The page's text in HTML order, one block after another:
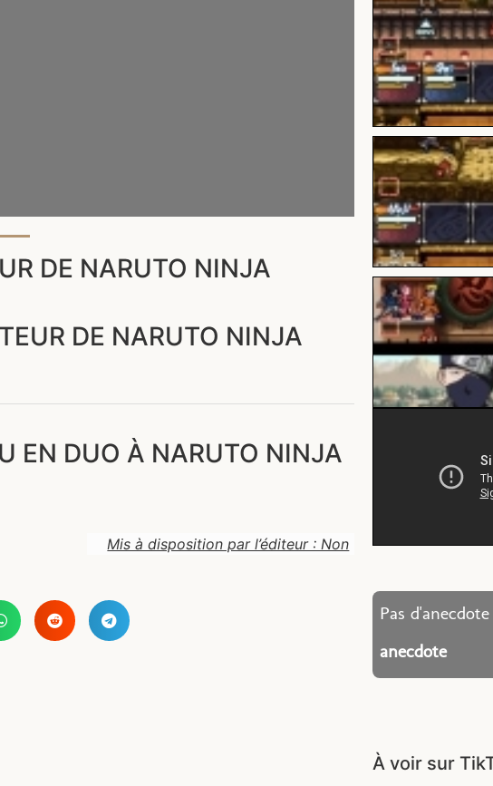
DE NARUTO NINJA
DE NARUTO NINJA
EN DUO À NARUTO NINJA
Mis à disposition par l’éditeur : Non
Pas d'anecdote
anecdote
À voir sur